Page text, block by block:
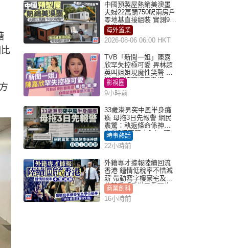
中國預製屋熱銷美澳墨
夫婦22萬購750呎兩房戶
零地基直接組裝 實測9個
月激讚
海外置業
2026-08-06 06:00 HKT
TVB「新聞一姐」陳嘉
欣罕失控極可愛 畀林超
英叫姐姐現魔性笑聲 自
嘲是姨姨獲網民激讚
影視圈
9小時前
33歲港男突中風半身癱
瘓 母拖3日先報警 網民
震驚：執返條命係神蹟
自爆2個惡習｜Juicy叮
時事熱話
22小時前
外籍專才據報陸續回流
香港 鍾情低稅率不惜減
薪 帶動寫字樓豪宅及學
位競爭「香港已重現生
機」
商業創科
16小時前